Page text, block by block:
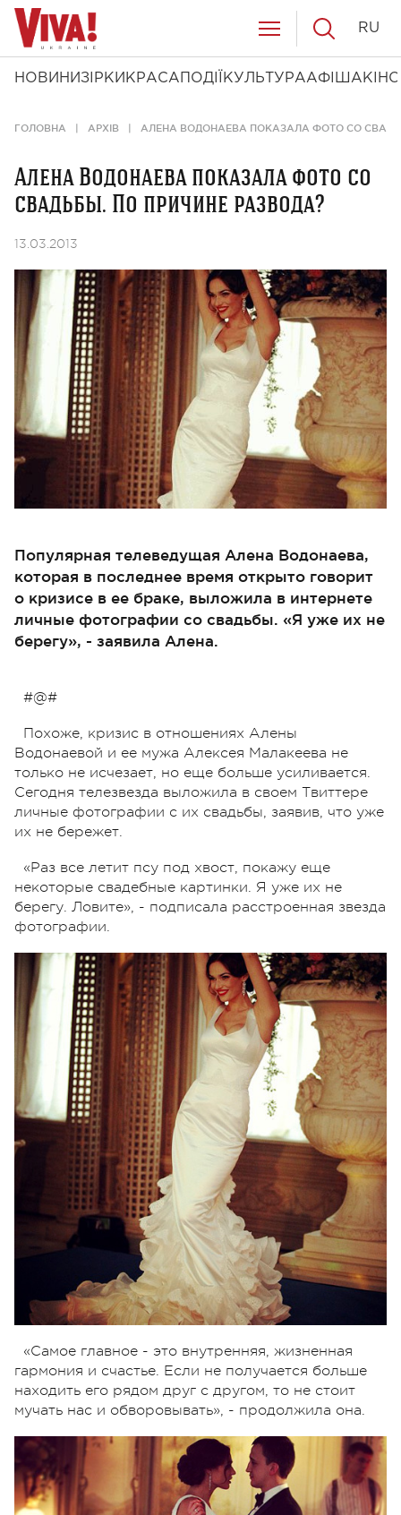
НОВИНИ ЗІРКИ КРАСА ПОДІЇ КУЛЬТУРААФІША КІНО
RU
ГОЛОВНА АРХІВ АЛЕНА ВОДОНАЕВА ПОКАЗАЛА ФОТО СО
Алена Водонаева показала фото со
свадьбы. По причине развода?
13.03.2013
Популярная телеведущая Алена Водонаева,
которая в последнее время открыто говорит
о кризисе в ее браке, выложила в интернете
личные фотографии со свадьбы. «Я уже их не
берегу», - заявила Алена.
#@#
Похоже, кризис в отношениях Алены
Водонаевой и ее мужа Алексея Малакеева не
только не исчезает, но еще больше усиливается.
Сегодня телезвезда выложила в своем Твиттере
личные фотографии с их свадьбы, заявив, что уже
их не бережет.
«Раз все летит псу под хвост, покажу еще
некоторые свадебные картинки. Я уже их не
берегу. Ловите», - подписала расстроенная звезда
фотографии.
«Самое главное - это внутренняя, жизненная
гармония и счастье. Если не получается больше
находить его рядом друг с другом, то не стоит
мучать нас и обворовывать», - продолжила она.